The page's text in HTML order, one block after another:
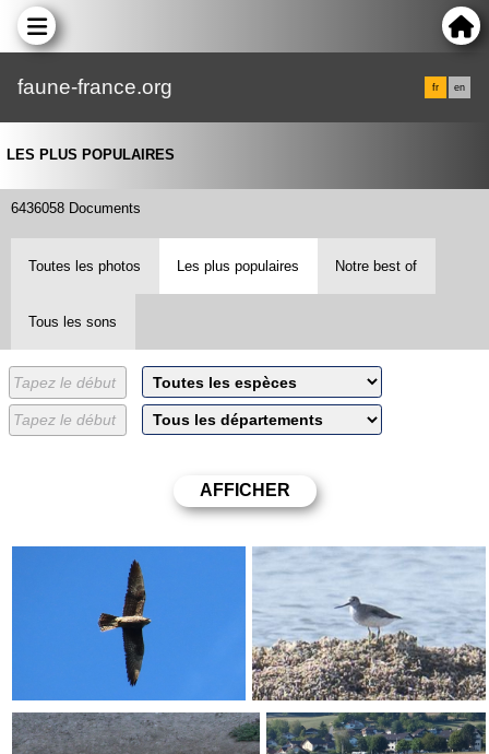
faune-france.org fr en
LES PLUS POPULAIRES
6436058 Documents
Toutes les photos Les plus populaires Notre best of
Tous les sons